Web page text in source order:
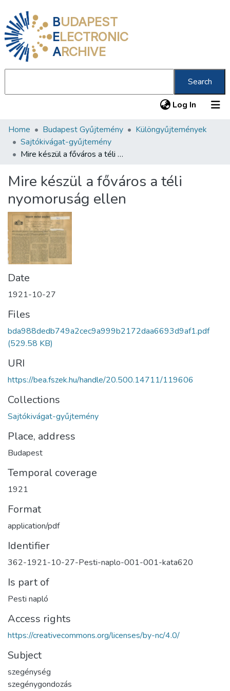
BUDAPEST
ELECTRONIC
ARCHIVE
Search
Log In (current)
Communities & Collections
All of DSpace
Home Budapest Gyűjtemény
Különgyűjtemények
Sajtókivágat-gyűjtemény
Mire készül a főváros a téli nyomoruság ellen
Mire készül a főváros a téli
nyomoruság ellen
Date
1921-10-27
Files
bda988dedb749a2cec9a999b2172daa6693d9af1.pdf
(529.58 KB)
URI
https://bea.fszek.hu/handle/20.500.14711/119606
Collections
Sajtókivágat-gyűjtemény
Place, address
Budapest
Temporal coverage
1921
Format
application/pdf
Identifier
362-1921-10-27-Pesti-naplo-001-001-kata620
Is part of
Pesti napló
Access rights
https://creativecommons.org/licenses/by-nc/4.0/
Subject
szegénység
szegénygondozás